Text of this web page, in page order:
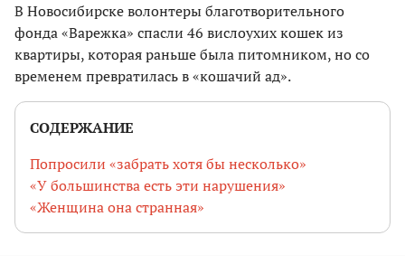
В Новосибирске волонтеры благотворительного
фонда «Варежка» спасли 46 вислоухих кошек из
квартиры, которая раньше была питомником, но со
временем превратилась в «кошачий ад».
СОДЕРЖАНИЕ
Попросили «забрать хотя бы несколько»
«У большинства есть эти нарушения»
«Женщина она странная»